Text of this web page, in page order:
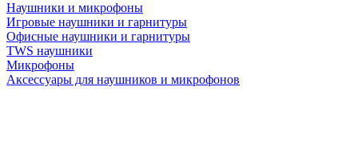
Наушники и микрофоны
Игровые наушники и гарнитуры
Офисные наушники и гарнитуры
TWS наушники
Микрофоны
Аксессуары для наушников и микрофонов